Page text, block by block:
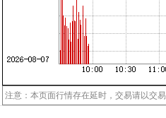
注意：本页面行情存在延时，交易请以交